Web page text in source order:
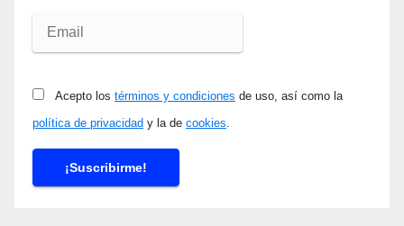
Acepto los términos y condiciones de uso, así como la
política de privacidad y la de cookies